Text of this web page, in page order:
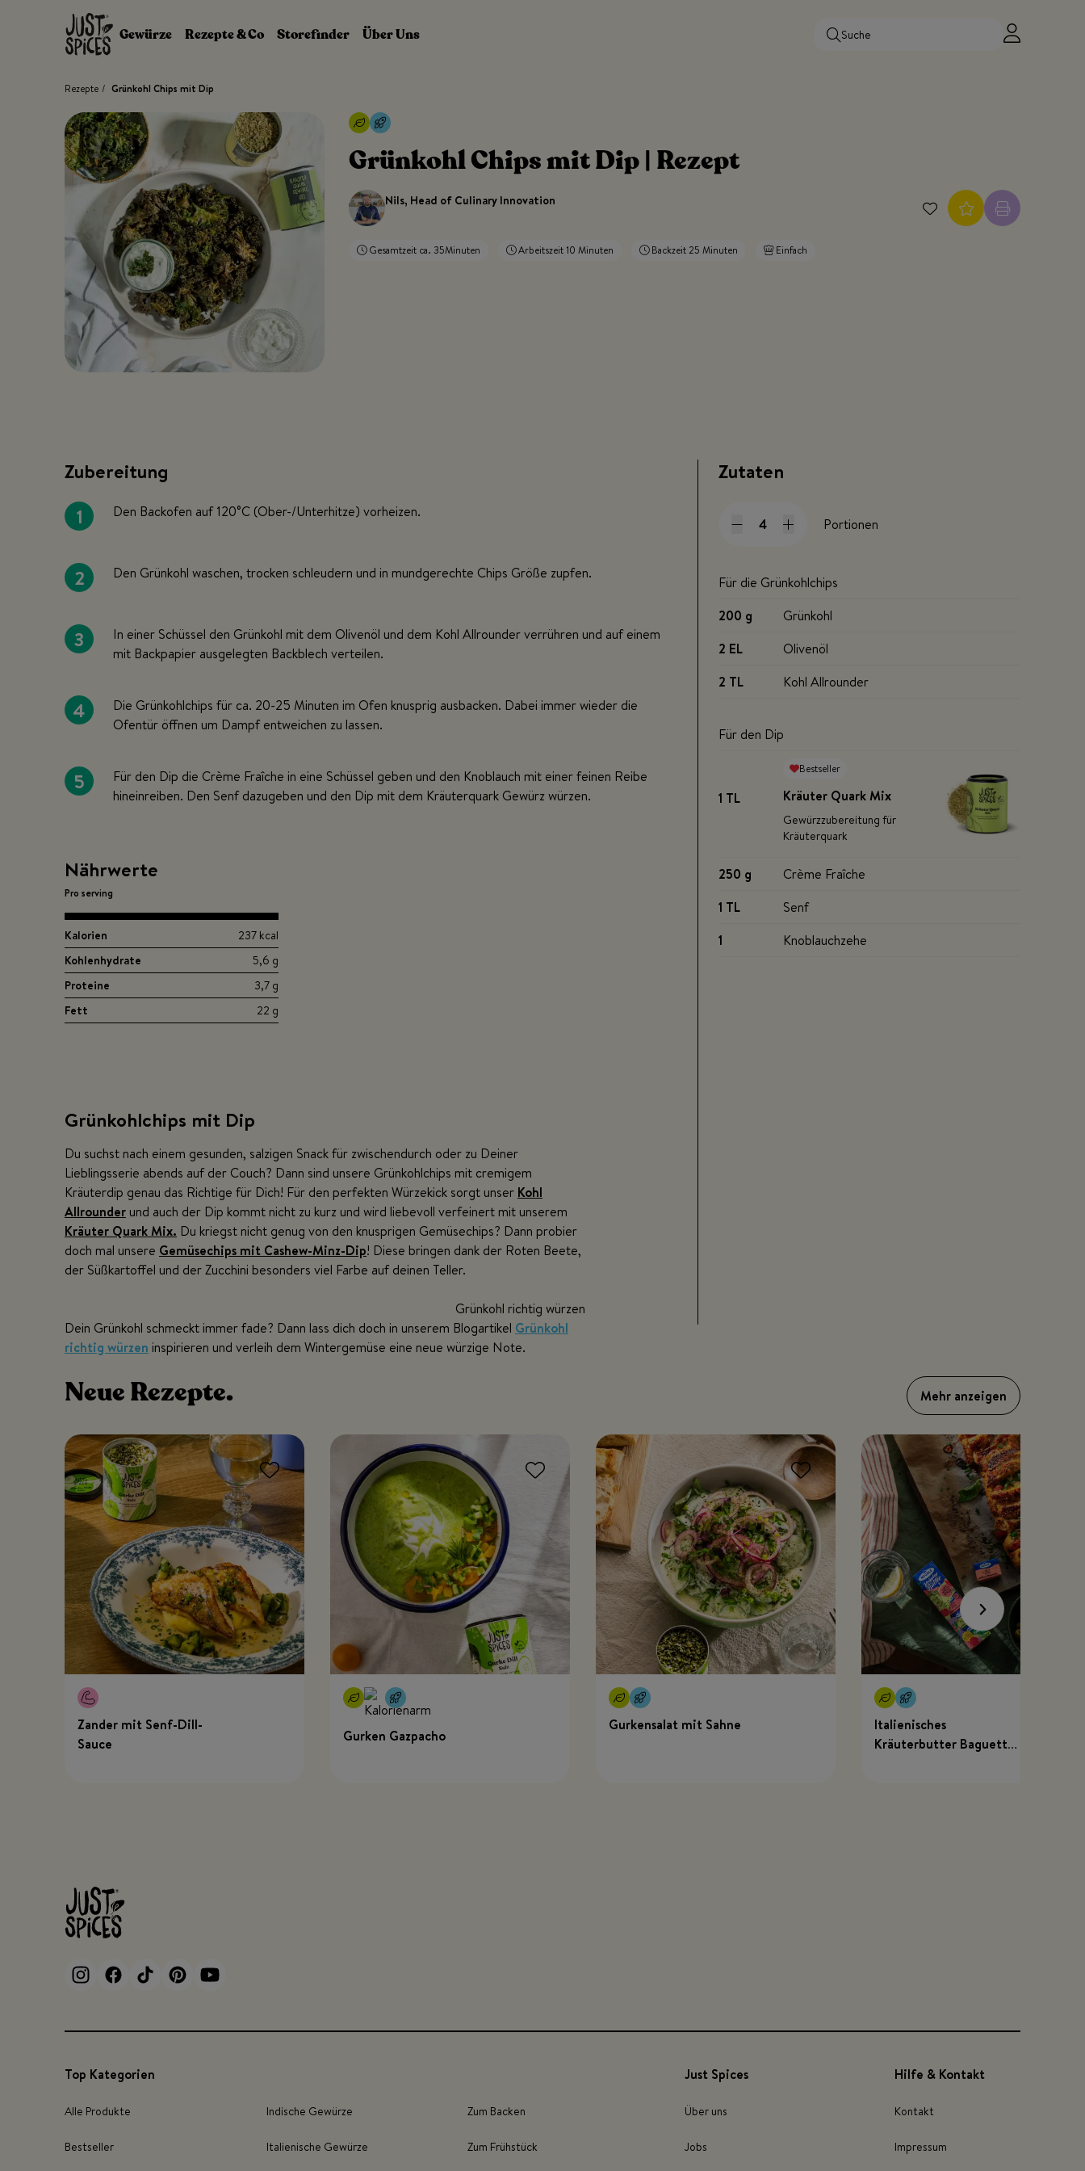
Zum Inhalt springen
Gewürze
Rezepte & Co Storefinder Über Uns
Rezepte / Grünkohl Chips mit Dip
Grünkohl Chips mit Dip | Rezept
Nils, Head of Culinary Innovation
Gesamtzeit ca. 35Minuten Arbeitszeit 10 Minuten Backzeit 25 Minuten Einfach
Zutaten
Portionen
Für die Grünkohlchips
200 g
Grünkohl
2 EL
Olivenöl
2 TL
Kohl Allrounder
Für den Dip
1 TL
Bestseller
Kräuter Quark Mix
Gewürzzubereitung für
Kräuterquark
250 g
Crème Fraîche
1 TL
Senf
1
Knoblauchzehe
Zubereitung
1
Den Backofen auf 120°C (Ober-/Unterhitze) vorheizen.
2 Den Grünkohl waschen, trocken schleudern und in mundgerechte Chips Größe zupfen.
3
In einer Schüssel den Grünkohl mit dem Olivenöl und dem Kohl Allrounder verrühren und auf einem
mit Backpapier ausgelegten Backblech verteilen.
4
Die Grünkohlchips für ca. 20-25 Minuten im Ofen knusprig ausbacken. Dabei immer wieder die
Ofentür öffnen um Dampf entweichen zu lassen.
5
Für den Dip die Crème Fraîche in eine Schüssel geben und den Knoblauch mit einer feinen Reibe
hineinreiben. Den Senf dazugeben und den Dip mit dem Kräuterquark Gewürz würzen.
Nährwerte
Pro serving
Kalorien
237 kcal
Kohlenhydrate
5,6 g
Proteine
3,7 g
Fett
22 g
Grünkohlchips mit Dip
Du suchst nach einem gesunden, salzigen Snack für zwischendurch oder zu Deiner
Lieblingsserie abends auf der Couch? Dann sind unsere Grünkohlchips mit cremigem
Kräuterdip genau das Richtige für Dich! Für den perfekten Würzekick sorgt unser Kohl
Allrounder und auch der Dip kommt nicht zu kurz und wird liebevoll verfeinert mit unserem
Kräuter Quark Mix. Du kriegst nicht genug von den knusprigen Gemüsechips? Dann probier
doch mal unsere Gemüsechips mit Cashew-Minz-Dip! Diese bringen dank der Roten Beete,
der Süßkartoffel und der Zucchini besonders viel Farbe auf deinen Teller.
Grünkohl richtig würzen
Dein Grünkohl schmeckt immer fade? Dann lass dich doch in unserem Blogartikel Grünkohl
richtig würzen inspirieren und verleih dem Wintergemüse eine neue würzige Note.
NeueRezepte. Mehr anzeigen
Zander mit Senf-Dill-
Sauce
Gurken Gazpacho
Gurkensalat mit Sahne
Italienisches
Kräuterbutter Baguette
Top Kategorien
Alle Produkte
Bestseller
Indische Gewürze
Italienische Gewürze
Zum Backen
Zum Frühstück
Just Spices
Über uns
Jobs
Hilfe & Kontakt
Kontakt
Impressum